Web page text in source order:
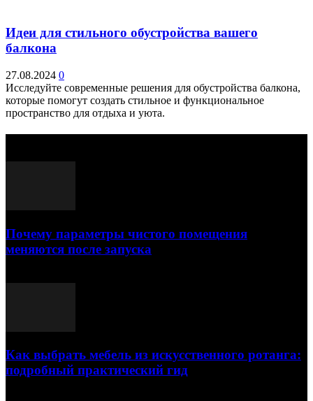
Идеи для стильного обустройства вашего
балкона
27.08.2024 0
Исследуйте современные решения для обустройства балкона,
которые помогут создать стильное и функциональное
пространство для отдыха и уюта.
Почему параметры чистого помещения
меняются после запуска
Как выбрать мебель из искусственного ротанга:
подробный практический гид